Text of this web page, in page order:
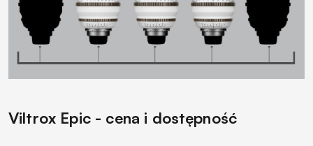
Viltrox Epic - cena i dostępność